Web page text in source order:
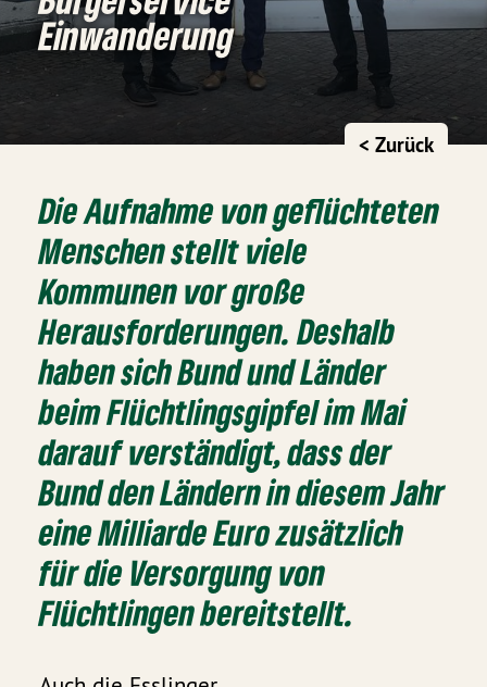
Einwanderung
< Zurück
Die Aufnahme von geflüchteten
Menschen stellt viele
Kommunen vor große
Herausforderungen. Deshalb
haben sich Bund und Länder
beim Flüchtlingsgipfel im Mai
darauf verständigt, dass der
Bund den Ländern in diesem Jahr
eine Milliarde Euro zusätzlich
für die Versorgung von
Flüchtlingen bereitstellt.